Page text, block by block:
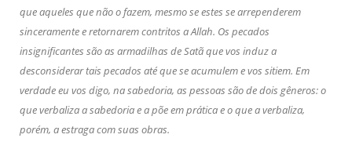
que aqueles que não o fazem, mesmo se estes se arrependerem
sinceramente e retornarem contritos a Allah. Os pecados
insignificantes são as armadilhas de Satã que vos induz a
desconsiderar tais pecados até que se acumulem e vos sitiem. Em
verdade eu vos digo, na sabedoria, as pessoas são de dois gêneros: o
que verbaliza a sabedoria e a põe em prática e o que a verbaliza,
porém, a estraga com suas obras.